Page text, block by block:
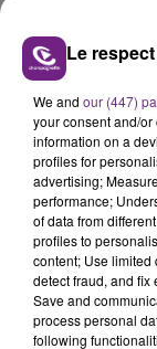
Des
côté de
Le
We and our (447)
your consent and/
information on a
profiles for
advertising;
performance;
of data from
profiles to
content; Use limited
detect fraud, and fix
Save and
process personal
following